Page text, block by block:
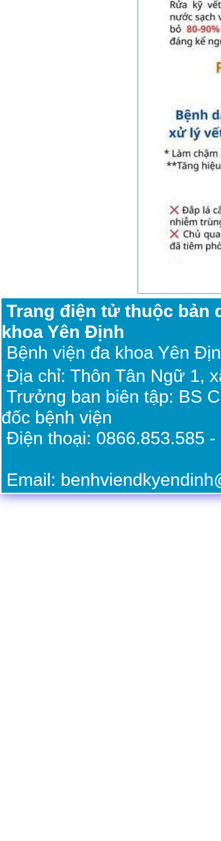
Trang điện tử thuộc bản
khoa Yên Định
Bệnh viện đa khoa Yên
Địa chỉ: Thôn Tân Ngữ 1,
Trưởng ban biên tập: BS
đốc bệnh viện
Điện thoại:
Email: